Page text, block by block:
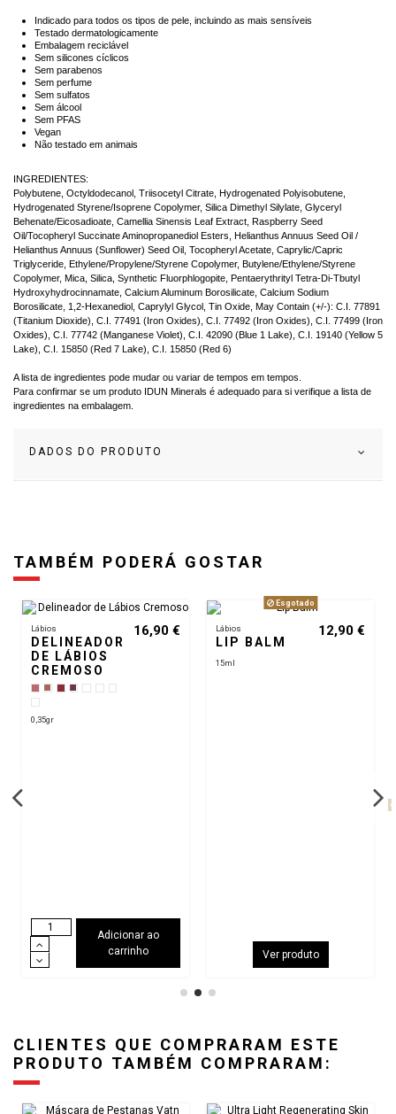
Indicado para todos os tipos de pele, incluindo as mais sensíveis
Testado dermatologicamente
Embalagem reciclável
Sem silicones cíclicos
Sem parabenos
Sem perfume
Sem sulfatos
Sem álcool
Sem PFAS
Vegan
Não testado em animais
INGREDIENTES:
Polybutene, Octyldodecanol, Triisocetyl Citrate, Hydrogenated Polyisobutene,
Hydrogenated Styrene/Isoprene Copolymer, Silica Dimethyl Silylate, Glyceryl
Behenate/Eicosadioate, Camellia Sinensis Leaf Extract, Raspberry Seed
Oil/Tocopheryl Succinate Aminopropanediol Esters, Helianthus Annuus Seed Oil /
Helianthus Annuus (Sunflower) Seed Oil, Tocopheryl Acetate, Caprylic/Capric
Triglyceride, Ethylene/Propylene/Styrene Copolymer, Butylene/Ethylene/Styrene
Copolymer, Mica, Silica, Synthetic Fluorphlogopite, Pentaerythrityl Tetra-Di-Tbutyl
Hydroxyhydrocinnamate, Calcium Aluminum Borosilicate, Calcium Sodium
Borosilicate, 1,2-Hexanediol, Caprylyl Glycol, Tin Oxide, May Contain (+/-): C.I. 77891
(Titanium Dioxide), C.I. 77491 (Iron Oxides), C.I. 77492 (Iron Oxides), C.I. 77499 (Iron
Oxides), C.I. 77742 (Manganese Violet), C.I. 42090 (Blue 1 Lake), C.I. 19140 (Yellow 5
Lake), C.I. 15850 (Red 7 Lake), C.I. 15850 (Red 6)
A lista de ingredientes pode mudar ou variar de tempos em tempos.
Para confirmar se um produto IDUN Minerals é adequado para si verifique a lista de
ingredientes na embalagem.
DADOS DO PRODUTO
TAMBÉM PODERÁ GOSTAR
Lábios
DELINEADOR
DE LÁBIOS
CREMOSO
16,90 €
0,35gr
Adicionar ao
carrinho
Esgotado
Lábios
LIP BALM
12,90 €
15ml
Ver produto
CLIENTES QUE COMPRARAM ESTE
PRODUTO TAMBÉM COMPRARAM: